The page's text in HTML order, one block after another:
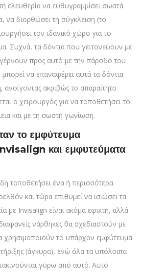
ελευθερία να ευθυγραμμίσει σωστά
να διορθώσει τη σύγκλειση (το
τον ιδανικό χώρο για το
Συχνά, τα δόντια που γειτονεύουν με
προς αυτό με την πάροδο του
να επαναφέρει αυτά τα δόντια
ακριβώς το απαραίτητο
ο χειρουργός για να τοποθετήσει το
και με τη σωστή γωνίωση.
το εμφύτευμα
και εμφυτεύματα
τοποθετήσει ένα ή περισσότερα
και τώρα επιθυμεί να ισιώσει τα
με Invisalign είναι ακόμα εφικτή, αλλά
νάρθηκες θα σχεδιαστούν με
χρησιμοποιούν το υπάρχον εμφύτευμα
(άγκυρα), ενώ όλα τα υπόλοιπα
γύρω από αυτό. Αυτό